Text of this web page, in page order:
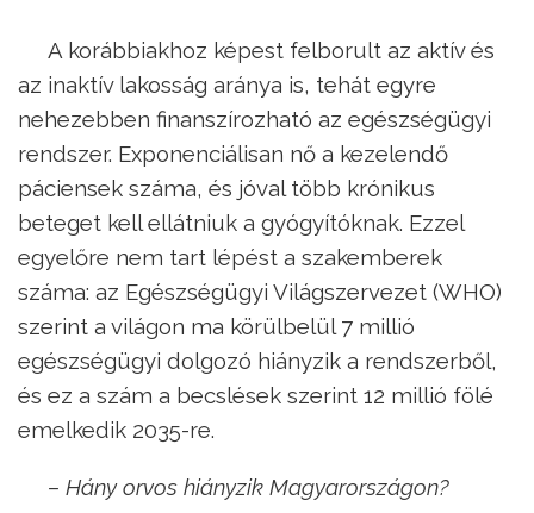
A korábbiakhoz képest felborult az aktív és
az inaktív lakosság aránya is, tehát egyre
nehezebben finanszírozható az egészségügyi
rendszer. Exponenciálisan nő a kezelendő
páciensek száma, és jóval több krónikus
beteget kell ellátniuk a gyógyítóknak. Ezzel
egyelőre nem tart lépést a szakemberek
száma: az Egészségügyi Világszervezet (WHO)
szerint a világon ma körülbelül 7 millió
egészségügyi dolgozó hiányzik a rendszerből,
és ez a szám a becslések szerint 12 millió fölé
emelkedik 2035-re.
– Hány orvos hiányzik Magyarországon?